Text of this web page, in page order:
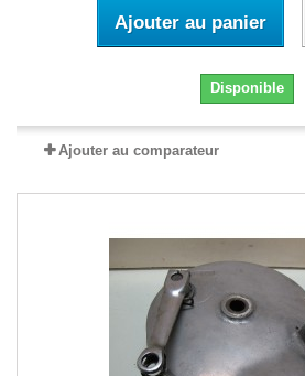
Ajouter au panier
Disponible
Ajouter au comparateur